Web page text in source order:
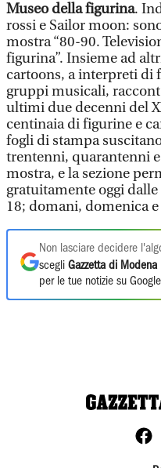
Museo della figurina.
rossi e Sailor moon:
mostra “80-90.
figurina”. Insieme ad
cartoons, a interpreti di
gruppi musicali,
ultimi due decenni del
centinaia di figurine e
fogli di stampa
trentenni, quarantenni
mostra, e la sezione
gratuitamente oggi
18; domani, domenica
Non lasciare decidere
scegli Gazzetta di Modena
per le tue notizie su Google